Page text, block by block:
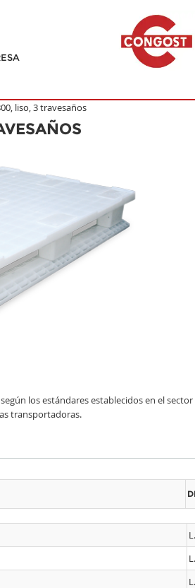
liso, 3 travesaños
los estándares establecidos en el
transportadoras.